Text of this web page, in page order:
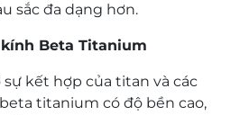
sắc đa dạng hơn.
Beta Titanium
sự kết hợp của titan và các
titanium có độ bền cao,